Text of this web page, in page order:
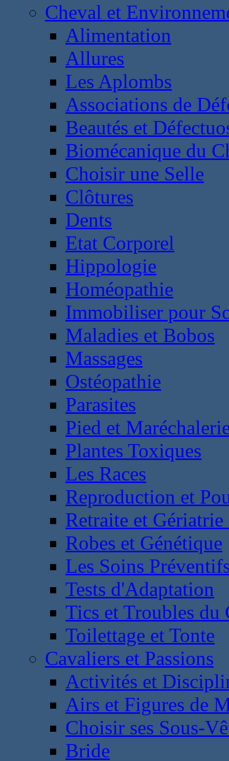
Cheval et
Alimentation
Allures
Les Aplombs
Associations de
Beautés et
Biomécanique du
Choisir une Selle
Clôtures
Dents
Etat Corporel
Hippologie
Homéopathie
Immobiliser pour
Maladies et Bobos
Massages
Ostéopathie
Parasites
Pied et
Plantes Toxiques
Les Races
Reproduction et
Retraite et
Robes et Génétique
Les Soins
Tests d'Adaptation
Tics et Troubles du
Toilettage et Tonte
Cavaliers et Passions
Activités et
Airs et Figures de
Choisir ses Sous-
Bride